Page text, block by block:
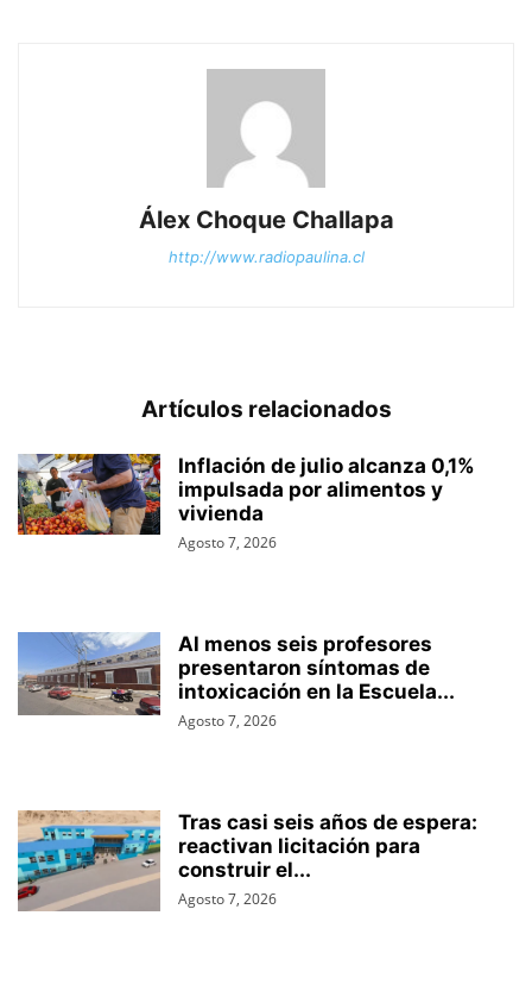
Álex Choque Challapa
http://www.radiopaulina.cl
Artículos relacionados
Inflación de julio alcanza 0,1%
impulsada por alimentos y
vivienda
Agosto 7, 2026
Al menos seis profesores
presentaron síntomas de
intoxicación en la Escuela...
Agosto 7, 2026
Tras casi seis años de espera:
reactivan licitación para
construir el...
Agosto 7, 2026